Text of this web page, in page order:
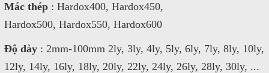
Mác thép : Hardox400, Hardox450,
Hardox500, Hardox550, Hardox600
Độ dày : 2mm-100mm 2ly, 3ly, 4ly, 5ly, 6ly, 7ly, 8ly, 10ly,
12ly, 14ly, 16ly, 18ly, 20ly, 22ly, 24ly, 26ly, 28ly, 30ly, ...